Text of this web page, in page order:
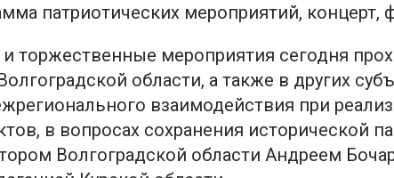
патриотических мероприятий,
торжественные мероприятия сегодня
области, а также в других
взаимодействия при
в вопросах сохранения исторической
Волгоградской области Андреем